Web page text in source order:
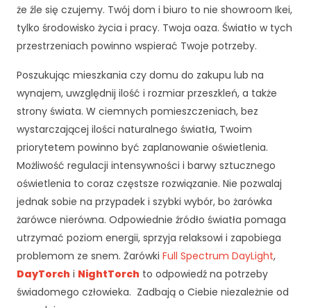
że źle się czujemy. Twój dom i biuro to nie showroom Ikei,
tylko środowisko życia i pracy. Twoja oaza. Światło w tych
przestrzeniach powinno wspierać Twoje potrzeby.
Poszukując mieszkania czy domu do zakupu lub na
wynajem, uwzględnij ilość i rozmiar przeszkleń, a także
strony świata. W ciemnych pomieszczeniach, bez
wystarczającej ilości naturalnego światła, Twoim
priorytetem powinno być zaplanowanie oświetlenia.
Możliwość regulacji intensywności i barwy sztucznego
oświetlenia to coraz częstsze rozwiązanie. Nie pozwalaj
jednak sobie na przypadek i szybki wybór, bo żarówka
żarówce nierówna. Odpowiednie źródło światła pomaga
utrzymać poziom energii, sprzyja relaksowi i zapobiega
problemom ze snem. Żarówki Full Spectrum DayLight,
DayTorch i NightTorch to odpowiedź na potrzeby
świadomego człowieka. Zadbają o Ciebie niezależnie od
cj
o
n
al
o
ś
ć
st
ru
kt
ur
r
o
n
y
te